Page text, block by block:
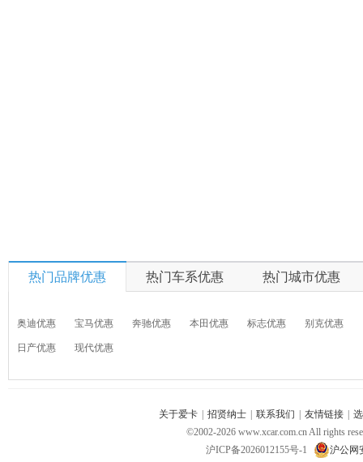
热门品牌优惠 热门车系优惠 热门城市优惠
奥迪优惠 宝马优惠 奔驰优惠 本田优惠 标志优惠 别克优惠
日产优惠 现代优惠
关于爱卡 招贤纳士 联系我们 友情链接
©2002-2026 www.xcar.com.cn All rights
沪ICP备2026012155号-1
沪公网